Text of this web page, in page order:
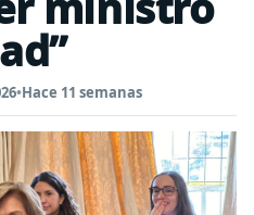
•Hace 11 semanas